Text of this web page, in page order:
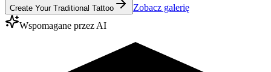
Create Your Traditional Tattoo
Zobacz galerię
Wspomagane przez AI